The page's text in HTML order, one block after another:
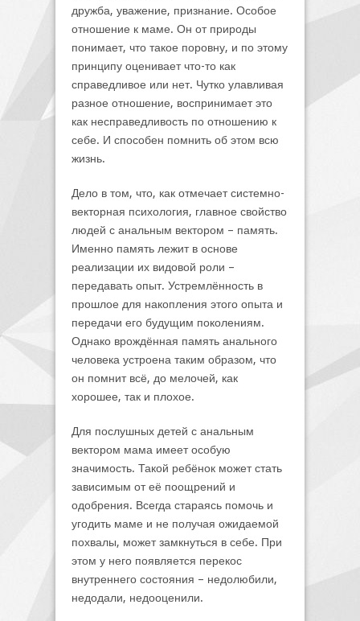
дружба, уважение, признание. Особое
отношение к маме. Он от природы
понимает, что такое поровну, и по этому
принципу оценивает что-то как
справедливое или нет. Чутко улавливая
разное отношение, воспринимает это
как несправедливость по отношению к
себе. И способен помнить об этом всю
жизнь.
Дело в том, что, как отмечает системно-
векторная психология, главное свойство
людей с анальным вектором – память.
Именно память лежит в основе
реализации их видовой роли –
передавать опыт. Устремлённость в
прошлое для накопления этого опыта и
передачи его будущим поколениям.
Однако врождённая память анального
человека устроена таким образом, что
он помнит всё, до мелочей, как
хорошее, так и плохое.
Для послушных детей с анальным
вектором мама имеет особую
значимость. Такой ребёнок может стать
зависимым от её поощрений и
одобрения. Всегда стараясь помочь и
угодить маме и не получая ожидаемой
похвалы, может замкнуться в себе. При
этом у него появляется перекос
внутреннего состояния – недолюбили,
недодали, недооценили.